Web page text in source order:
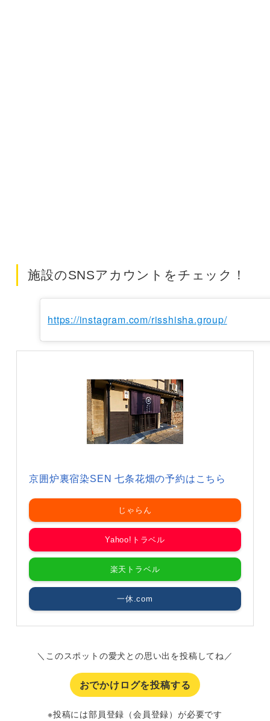
施設のSNSアカウントをチェック！
https://instagram.com/risshisha.group/
京囲炉裏宿染SEN 七条花畑の予約はこちら
じゃらん
Yahoo!トラベル
楽天トラベル
一休.com
＼このスポットの愛犬との思い出を投稿してね／
おでかけログを投稿する
※投稿には部員登録（会員登録）が必要です